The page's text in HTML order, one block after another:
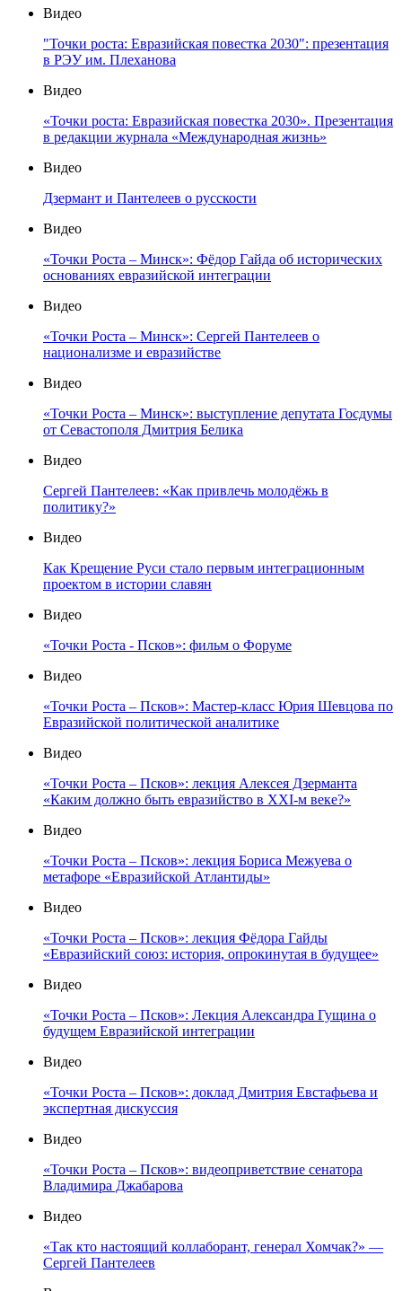
Видео
"Точки роста: Евразийская повестка 2030": презентация
в РЭУ им. Плеханова
Видео
«Точки роста: Евразийская повестка 2030». Презентация
в редакции журнала «Международная жизнь»
Видео
Дзермант и Пантелеев о русскости
Видео
«Точки Роста – Минск»: Фёдор Гайда об исторических
основаниях евразийской интеграции
Видео
«Точки Роста – Минск»: Сергей Пантелеев о
национализме и евразийстве
Видео
«Точки Роста – Минск»: выступление депутата Госдумы
от Севастополя Дмитрия Белика
Видео
Сергей Пантелеев: «Как привлечь молодёжь в
политику?»
Видео
Как Крещение Руси стало первым интеграционным
проектом в истории славян
Видео
«Точки Роста - Псков»: фильм о Форуме
Видео
«Точки Роста – Псков»: Мастер-класс Юрия Шевцова по
Евразийской политической аналитике
Видео
«Точки Роста – Псков»: лекция Алексея Дзерманта
«Каким должно быть евразийство в XXI-м веке?»
Видео
«Точки Роста – Псков»: лекция Бориса Межуева о
метафоре «Евразийской Атлантиды»
Видео
«Точки Роста – Псков»: лекция Фёдора Гайды
«Евразийский союз: история, опрокинутая в будущее»
Видео
«Точки Роста – Псков»: Лекция Александра Гущина о
будущем Евразийской интеграции
Видео
«Точки Роста – Псков»: доклад Дмитрия Евстафьева и
экспертная дискуссия
Видео
«Точки Роста – Псков»: видеоприветствие сенатора
Владимира Джабарова
Видео
«Так кто настоящий коллаборант, генерал Хомчак?» —
Сергей Пантелеев